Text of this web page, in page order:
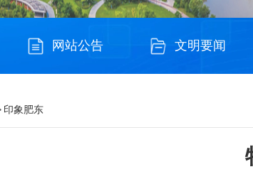
网站公告 文明要闻
印象肥东